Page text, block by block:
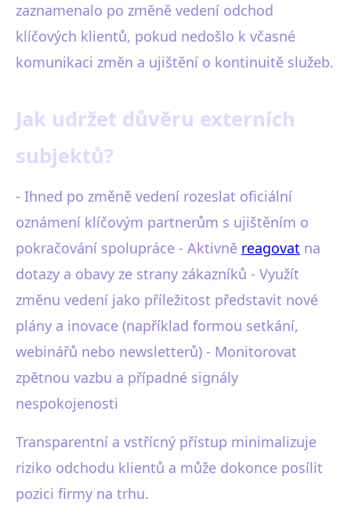
zaznamenalo po změně vedení odchod
klíčových klientů, pokud nedošlo k včasné
komunikaci změn a ujištění o kontinuitě služeb.
Jak udržet důvěru externích
subjektů?
- Ihned po změně vedení rozeslat oficiální
oznámení klíčovým partnerům s ujištěním o
pokračování spolupráce - Aktivně reagovat na
dotazy a obavy ze strany zákazníků - Využít
změnu vedení jako příležitost představit nové
plány a inovace (například formou setkání,
webinářů nebo newsletterů) - Monitorovat
zpětnou vazbu a případné signály
nespokojenosti
Transparentní a vstřícný přístup minimalizuje
riziko odchodu klientů a může dokonce posílit
pozici firmy na trhu.